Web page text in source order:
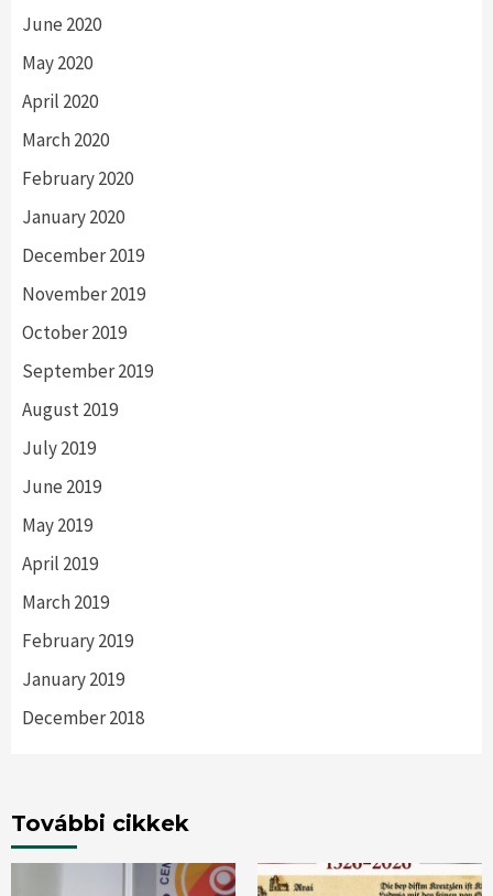
June 2020
May 2020
April 2020
March 2020
February 2020
January 2020
December 2019
November 2019
October 2019
September 2019
August 2019
July 2019
June 2019
May 2019
April 2019
March 2019
February 2019
January 2019
December 2018
További cikkek